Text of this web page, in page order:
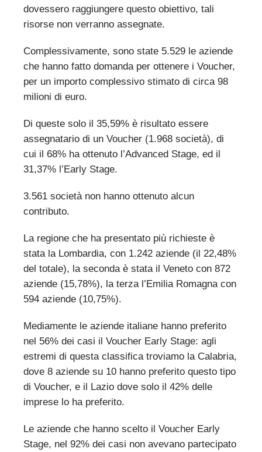
dovessero raggiungere questo obiettivo, tali
risorse non verranno assegnate.
Complessivamente, sono state 5.529 le aziende
che hanno fatto domanda per ottenere i Voucher,
per un importo complessivo stimato di circa 98
milioni di euro.
Di queste solo il 35,59% è risultato essere
assegnatario di un Voucher (1.968 società), di
cui il 68% ha ottenuto l’Advanced Stage, ed il
31,37% l’Early Stage.
3.561 società non hanno ottenuto alcun
contributo.
La regione che ha presentato più richieste è
stata la Lombardia, con 1.242 aziende (il 22,48%
del totale), la seconda è stata il Veneto con 872
aziende (15,78%), la terza l’Emilia Romagna con
594 aziende (10,75%).
Mediamente le aziende italiane hanno preferito
nel 56% dei casi il Voucher Early Stage: agli
estremi di questa classifica troviamo la Calabria,
dove 8 aziende su 10 hanno preferito questo tipo
di Voucher, e il Lazio dove solo il 42% delle
imprese lo ha preferito.
Le aziende che hanno scelto il Voucher Early
Stage, nel 92% dei casi non avevano partecipato